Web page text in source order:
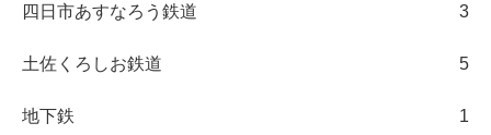
四日市あすなろう鉄道 3
土佐くろしお鉄道 5
地下鉄 1